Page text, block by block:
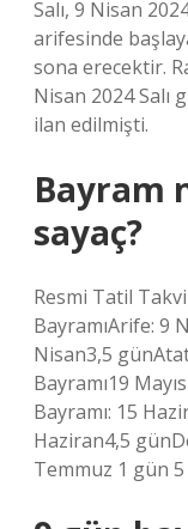
Salı, 9 Nisan
arifesinde
sona erecektir.
Nisan 2024 Salı
ilan edilmişti.
Bayram
sayaç?
Resmi Tatil
BayramıArife: 9
Nisan3,5
Bayramı19
Bayramı: 15
Haziran4,5
Temmuz 1 gün 5